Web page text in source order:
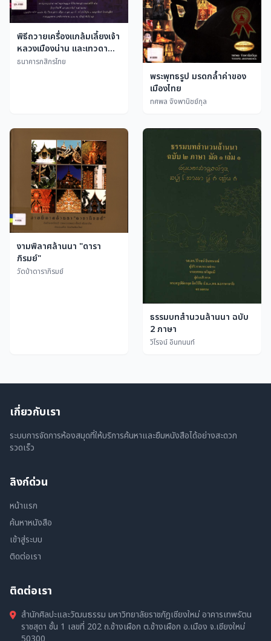
พิธีถวายเครื่องแกล้มเลี้ยงเจ้า
หลวงเมืองน่าน และเทวดา
เมือง
ธนาคารกสิกรไทย
พระพุทธรูป มรดกล้ำค่าของ
เมืองไทย
ทศพล จังพานิชย์กุล
งามพิลาศล้านนา "ดารา
ภิรมย์"
วัดป่าดาราภิรมย์
ธรรมบทสำนวนล้านนา ฉบับ
2 ภาษา
วิโรจน์ อินทนนท์
เกี่ยวกับเรา
ระบบการจัดการห้องสมุดที่ให้บริการค้นหาและยืมหนังสือได้อย่างสะดวก
รวดเร็ว
ลิงก์ด่วน
หน้าแรก
ค้นหาหนังสือ
เข้าสู่ระบบ
ติดต่อเรา
ติดต่อเรา
สำนักศิลปะและวัฒนธรรม มหาวิทยาลัยราชภัฏเชียงใหม่ อาคารเทพรัตน
ราชสุดา ชั้น 1 เลขที่ 202 ถ.ช้างเผือก ต.ช้างเผือก อ.เมือง จ.เชียงใหม่
50300